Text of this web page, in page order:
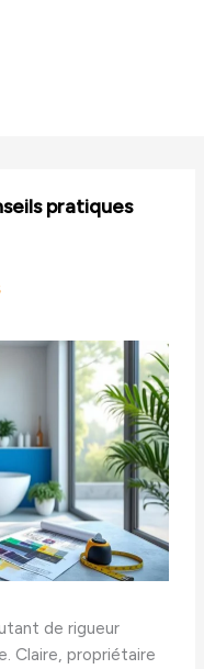
pratiques
de rigueur
Claire, propriétaire